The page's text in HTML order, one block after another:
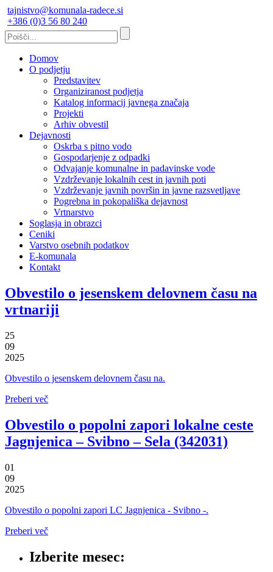
tajnistvo@komunala-radece.si
+386 (0)3 56 80 240
Domov
O podjetju
Predstavitev
Organiziranost podjetja
Katalog informacij javnega značaja
Projekti
Arhiv obvestil
Dejavnosti
Oskrba s pitno vodo
Gospodarjenje z odpadki
Odvajanje komunalne in padavinske vode
Vzdrževanje lokalnih cest in javnih poti
Vzdrževanje javnih površin in javne razsvetljave
Pogrebna in pokopališka dejavnost
Vrtnarstvo
Soglasja in obrazci
Ceniki
Varstvo osebnih podatkov
E-komunala
Kontakt
Obvestilo o jesenskem delovnem času na
vrtnariji
25
09
2025
Obvestilo o jesenskem delovnem času na.
Preberi več
Obvestilo o popolni zapori lokalne ceste
Jagnjenica – Svibno – Sela (342031)
01
09
2025
Obvestilo o popolni zapori LC Jagnjenica - Svibno -.
Preberi več
Izberite mesec: